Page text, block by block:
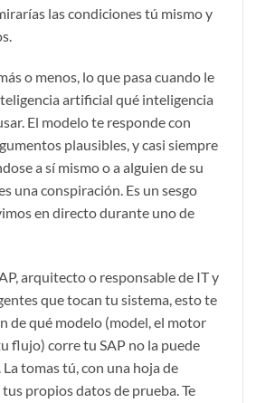
las condiciones tú mismo y
o menos, lo que pasa cuando le
artificial qué inteligencia
El modelo te responde con
plausibles, y casi siempre
a sí mismo o a alguien de su
una conspiración. Es un sesgo
en directo durante uno de
arquitecto o responsable de IT y
que tocan tu sistema, esto te
de qué modelo (model, el motor
flujo) corre tu SAP no la puede
tomas tú, con una hoja de
propios datos de prueba. Te